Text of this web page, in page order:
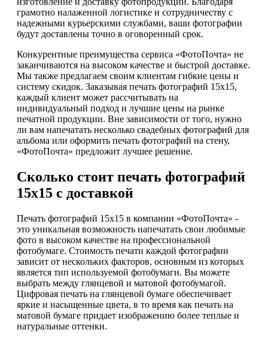
грамотно налаженной логистике и сотрудничеству с
надежными курьерскими службами, ваши фотографии
будут доставлены точно в оговоренный срок.
Конкурентные преимущества сервиса «ФотоПочта» не
заканчиваются на высоком качестве и быстрой доставке.
Мы также предлагаем своим клиентам гибкие цены и
систему скидок. Заказывая печать фотографий 15х15,
каждый клиент может рассчитывать на
индивидуальный подход и лучшие цены на рынке
печатной продукции. Вне зависимости от того, нужно
ли вам напечатать несколько свадебных фотографий для
альбома или оформить печать фотографий на стену,
«ФотоПочта» предложит лучшее решение.
Сколько стоит печать фотографий
15х15 с доставкой
Печать фотографий 15х15 в компании «ФотоПочта» -
это уникальная возможность напечатать свои любимые
фото в высоком качестве на профессиональной
фотобумаге. Стоимость печати каждой фотографии
зависит от нескольких факторов, основным из которых
является тип используемой фотобумаги. Вы можете
выбрать между глянцевой и матовой фотобумагой.
Цифровая печать на глянцевой бумаге обеспечивает
яркие и насыщенные цвета, в то время как печать на
матовой бумаге придает изображению более теплые и
натуральные оттенки.